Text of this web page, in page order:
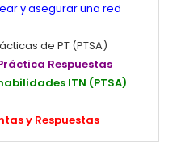
y asegurar una red
de PT (PTSA)
Respuestas
ITN (PTSA)
y Respuestas